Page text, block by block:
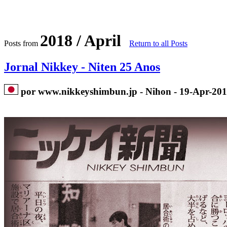
Posts from 2018 / April Return to all Posts
Jornal Nikkey - Niten 25 Anos
por www.nikkeyshimbun.jp - Nihon - 19-Apr-